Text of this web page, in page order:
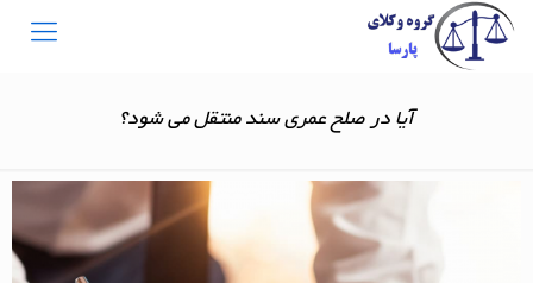
آیا در صلح عمری سند منتقل می شود؟